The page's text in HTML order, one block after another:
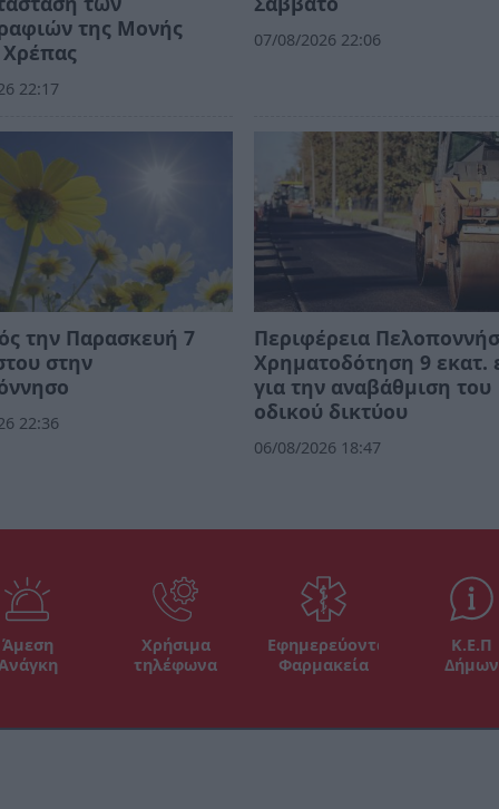
της Μονής
22:17
07/08/2026 22:06
την Παρασκευή 7
στην
22:36
Περιφέρεια
Χρηματοδότηση 9 εκατ.
για την αναβάθμιση του
οδικού δικτύου
06/08/2026 18:47
Άμεση
Χρήσιμα
τηλέφωνα
Εφημερεύοντα
Φαρμακεία
Κ.Ε.Π
Δήμων